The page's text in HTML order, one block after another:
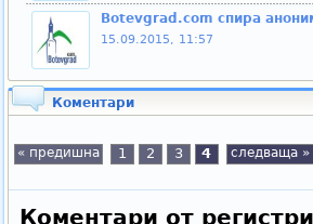
Botevgrad.com спира
15.09.2015, 11:57
Коментари
« предишна 1 2 3 4 следваща »
Коментари от